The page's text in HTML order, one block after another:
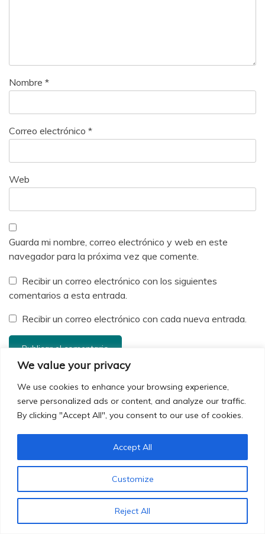
We value your privacy
We use cookies to enhance your browsing experience,
serve personalized ads or content, and analyze our traffic.
By clicking "Accept All", you consent to our use of cookies.
Customize
Reject All
Accept All
Nombre *
Correo electrónico *
Web
Guarda mi nombre, correo electrónico y web en este
navegador para la próxima vez que comente.
Recibir un correo electrónico con los siguientes
comentarios a esta entrada.
Recibir un correo electrónico con cada nueva entrada.
¡SUSCRIBETE!
Nombre o nombre completo